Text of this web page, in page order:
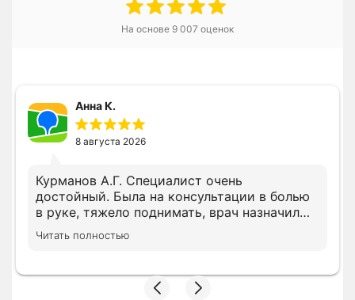
На основе 9 007 оценок
Анна К.
8 августа 2026
Курманов А.Г. Специалист очень
достойный. Была на консультации в болью
в руке, тяжело поднимать, врач назначил
все необходимое лечение сразу, просил
дождать анализы несколько показателей,
лечение с учетом показателей. В клинике с
вниманием относятся, следят за записью.
Читать полностью